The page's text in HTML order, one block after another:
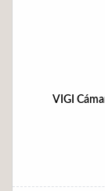
VIGI